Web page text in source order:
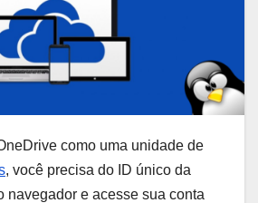
como uma unidade de
, você precisa do ID único da
navegador e acesse sua conta